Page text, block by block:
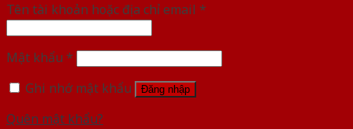
Tên tài khoản hoặc địa chỉ email *
Mật khẩu *
Ghi nhớ mật khẩu
Đăng nhập
Quên mật khẩu?